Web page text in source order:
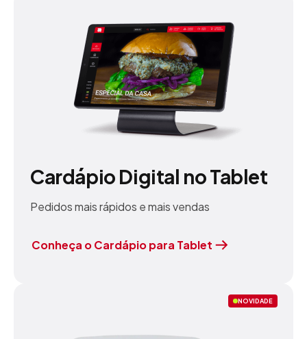
Cardápio Digital no Tablet
Pedidos mais rápidos e mais vendas
Conheça o Cardápiopara Tablet
NOVIDADE